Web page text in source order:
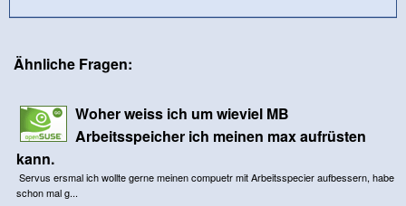
Ähnliche Fragen:
Woher weiss ich um wieviel MB
Arbeitsspeicher ich meinen max aufrüsten
kann.
Servus ersmal ich wollte gerne meinen compuetr mit Arbeitsspecier aufbessern, habe
schon mal g...